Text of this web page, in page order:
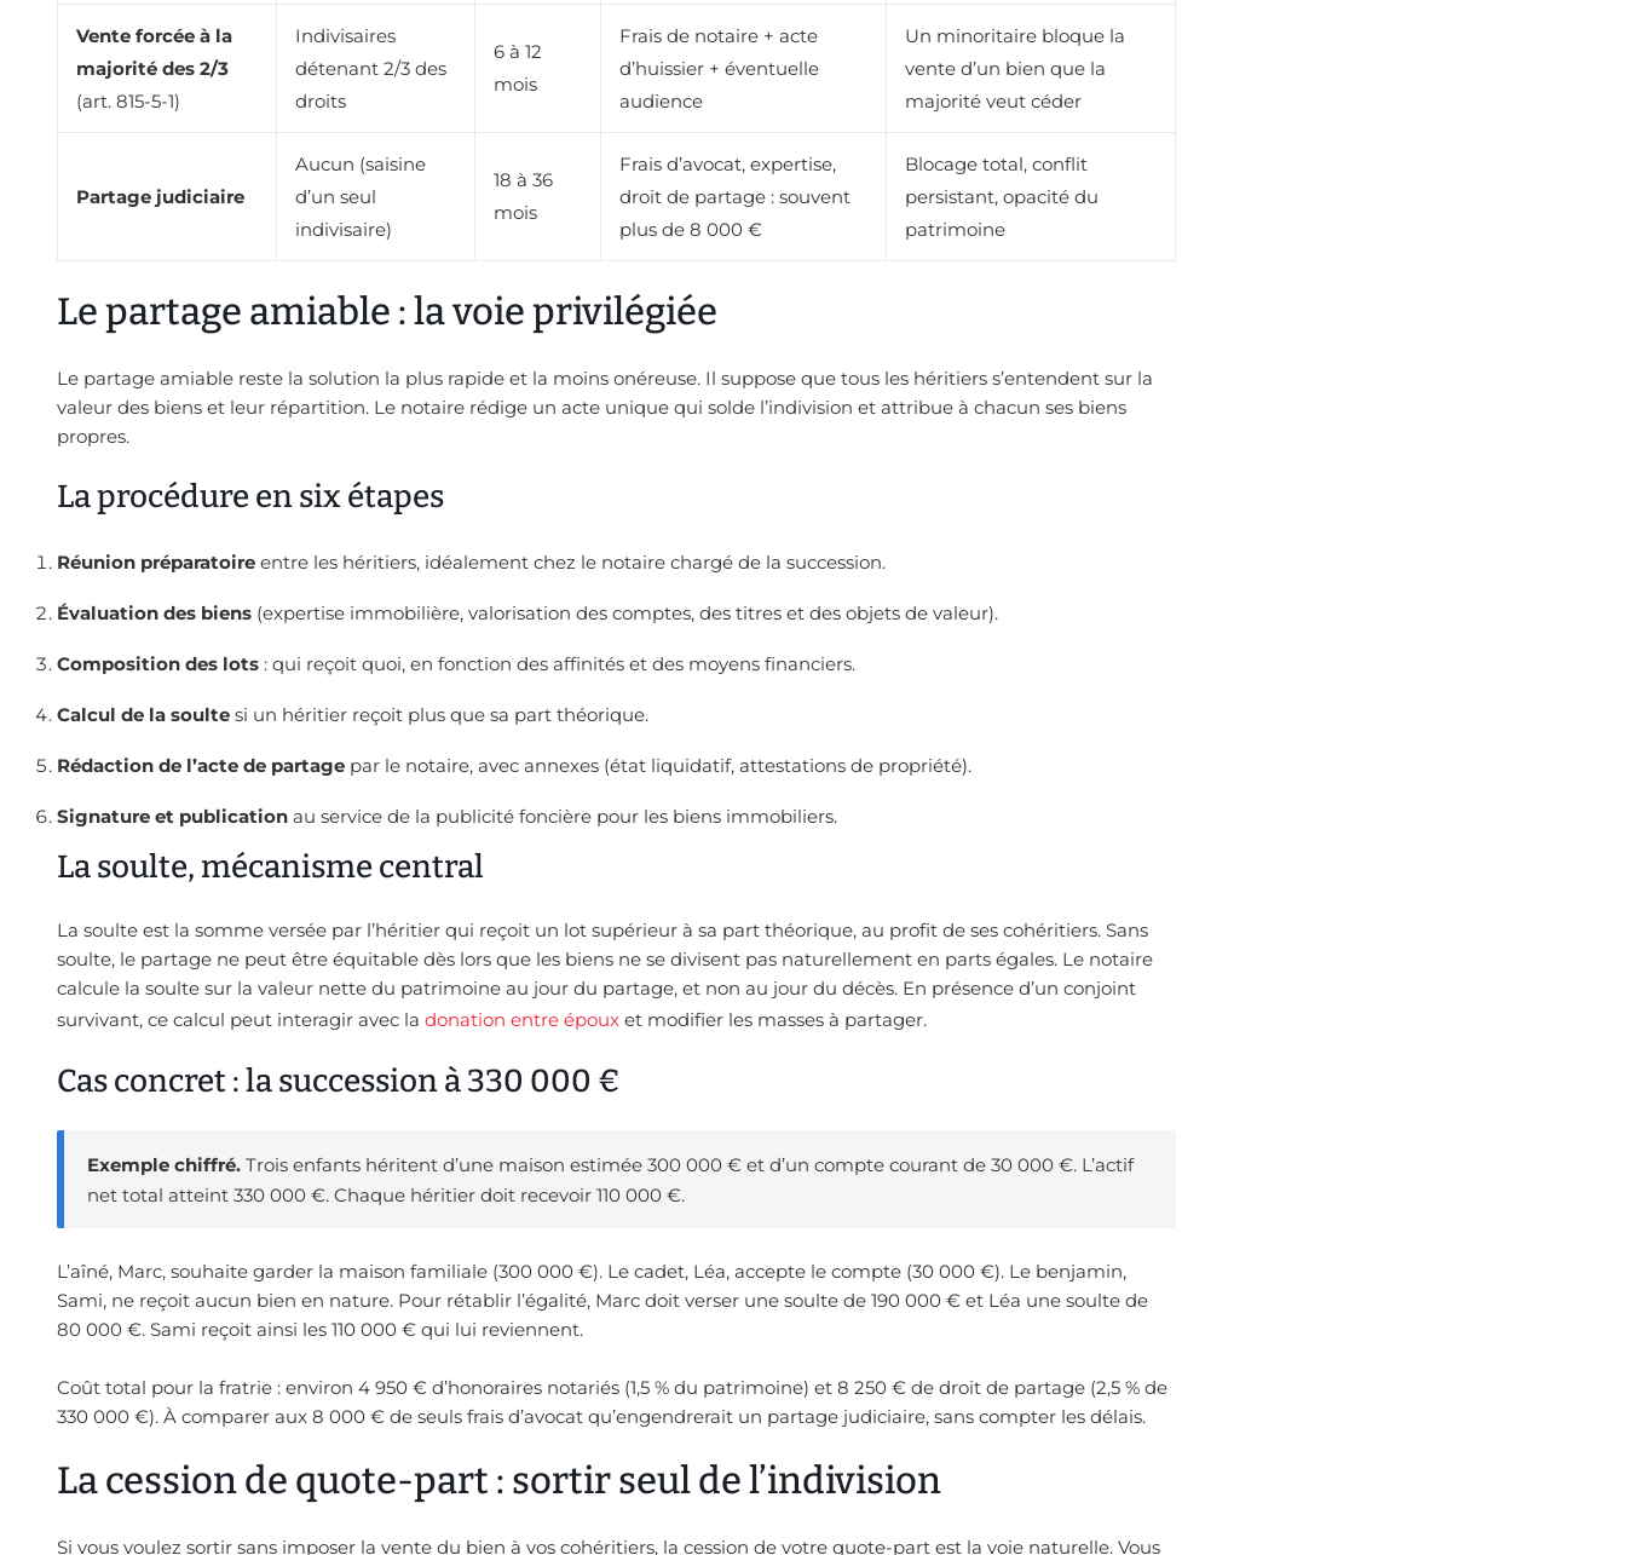
Vente forcée à la
majorité des 2/3
(art. 815-5-1)
Indivisaires
détenant 2/3 des
droits
6 à 12
mois
Frais de notaire + acte
d’huissier + éventuelle
audience
Un minoritaire bloque la
vente d’un bien que la
majorité veut céder
Partage judiciaire
Aucun (saisine
d’un seul
indivisaire)
18 à 36
mois
Frais d’avocat, expertise,
droit de partage : souvent
plus de 8 000 €
Blocage total, conflit
persistant, opacité du
patrimoine
Le partage amiable : la voie privilégiée
Le partage amiable reste la solution la plus rapide et la moins onéreuse. Il suppose que tous les héritiers s’entendent sur la
valeur des biens et leur répartition. Le notaire rédige un acte unique qui solde l’indivision et attribue à chacun ses biens
propres.
La procédure en six étapes
Réunion préparatoire entre les héritiers, idéalement chez le notaire chargé de la succession.
Évaluation des biens (expertise immobilière, valorisation des comptes, des titres et des objets de valeur).
Composition des lots : qui reçoit quoi, en fonction des affinités et des moyens financiers.
Calcul de la soulte si un héritier reçoit plus que sa part théorique.
Rédaction de l’acte de partage par le notaire, avec annexes (état liquidatif, attestations de propriété).
Signature et publication au service de la publicité foncière pour les biens immobiliers.
La soulte, mécanisme central
La soulte est la somme versée par l’héritier qui reçoit un lot supérieur à sa part théorique, au profit de ses cohéritiers. Sans
soulte, le partage ne peut être équitable dès lors que les biens ne se divisent pas naturellement en parts égales. Le notaire
calcule la soulte sur la valeur nette du patrimoine au jour du partage, et non au jour du décès. En présence d’un conjoint
survivant, ce calcul peut interagir avec la donation entre époux et modifier les masses à partager.
Cas concret : la succession à 330 000 €
Exemple chiffré.Trois enfants héritent d’une maison estimée 300 000 € et d’un compte courant de 30 000 €. L’actif
net total atteint 330 000 €. Chaque héritier doit recevoir 110 000 €.
L’aîné, Marc, souhaite garder la maison familiale (300 000 €). Le cadet, Léa, accepte le compte (30 000 €). Le benjamin,
Sami, ne reçoit aucun bien en nature. Pour rétablir l’égalité, Marc doit verser une soulte de 190 000 € et Léa une soulte de
80 000 €. Sami reçoit ainsi les 110 000 € qui lui reviennent.
Coût total pour la fratrie : environ 4 950 € d’honoraires notariés (1,5 % du patrimoine) et 8 250 € de droit de partage (2,5 % de
330 000 €). À comparer aux 8 000 € de seuls frais d’avocat qu’engendrerait un partage judiciaire, sans compter les délais.
La cession de quote-part : sortir seul de l’indivision
Si vous voulez sortir sans imposer la vente du bien à vos cohéritiers, la cession de votre quote-part est la voie naturelle. Vous